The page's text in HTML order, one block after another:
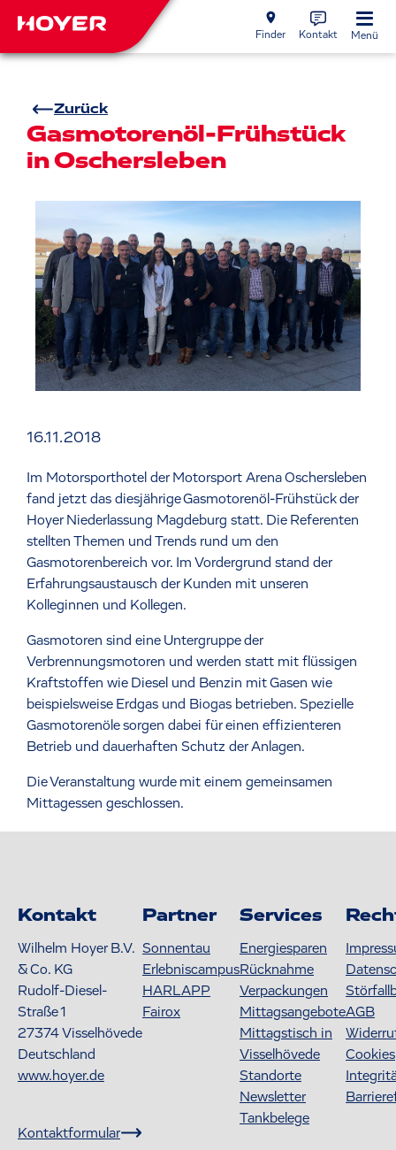
Finder Kontakt Menü
Zurück
Gasmotorenöl-Frühstück
in Oschersleben
16.11.2018
Im Motorsporthotel der Motorsport Arena Oschersleben
fand jetzt das diesjährige Gasmotorenöl-Frühstück der
Hoyer Niederlassung Magdeburg statt. Die Referenten
stellten Themen und Trends rund um den
Gasmotorenbereich vor. Im Vordergrund stand der
Erfahrungsaustausch der Kunden mit unseren
Kolleginnen und Kollegen.
Gasmotoren sind eine Untergruppe der
Verbrennungsmotoren und werden statt mit flüssigen
Kraftstoffen wie Diesel und Benzin mit Gasen wie
beispielsweise Erdgas und Biogas betrieben. Spezielle
Gasmotorenöle sorgen dabei für einen effizienteren
Betrieb und dauerhaften Schutz der Anlagen.
Die Veranstaltung wurde mit einem gemeinsamen
Mittagessen geschlossen.
Kontakt
Wilhelm Hoyer B.V.
& Co. KG
Rudolf-Diesel-
Straße 1
27374Visselhövede
Deutschland
www.hoyer.de
Kontaktformular
Partner
Sonnentau
Erlebniscampus
HARLAPP
Fairox
Services
Energiesparen
Rücknahme
Verpackungen
Mittagsangebote
Mittagstisch in
Visselhövede
Standorte
Newsletter
Tankbelege
AGB
Cookies